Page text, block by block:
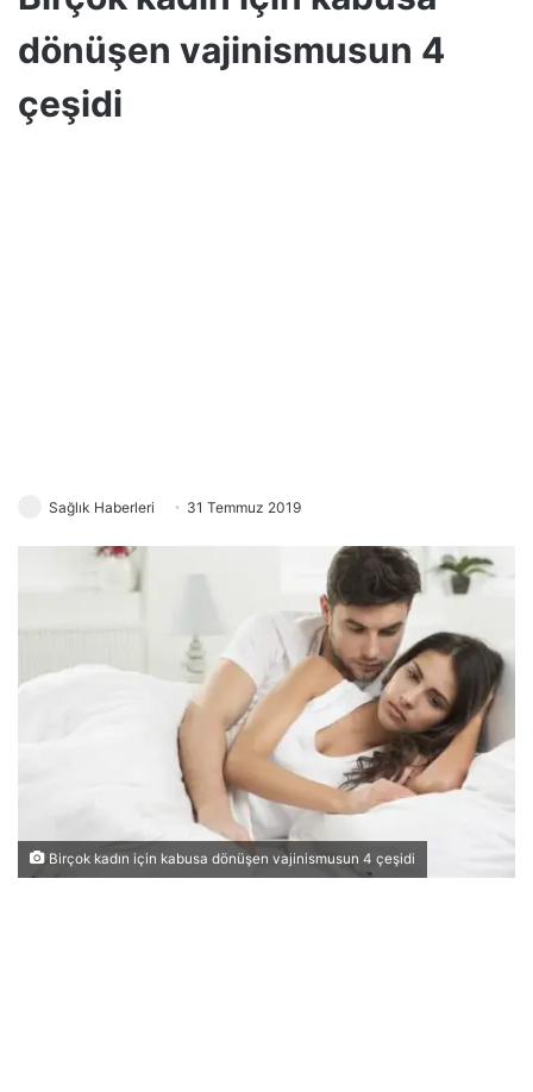
dönüşen vajinismusun 4
çeşidi
Sağlık Haberleri 31 Temmuz 2019
Birçok kadın için kabusa dönüşen vajinismusun 4 çeşidi